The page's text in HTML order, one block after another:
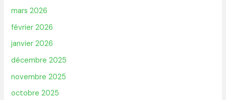
mars 2026
février 2026
janvier 2026
décembre 2025
novembre 2025
octobre 2025